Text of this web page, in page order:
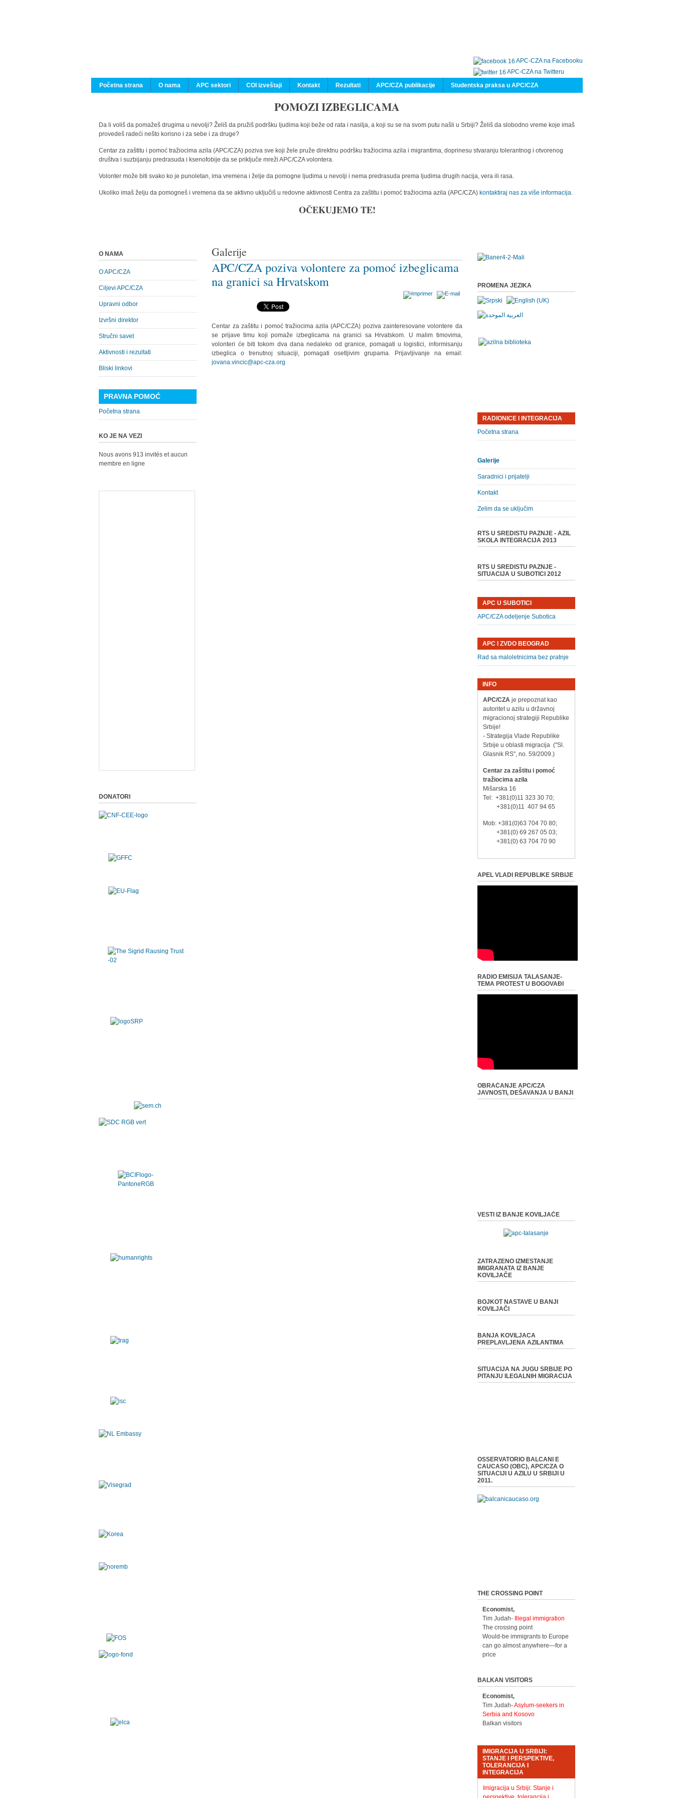
APC-CZA na Facebooku
APC-CZA na Twitteru
Početna strana
O nama APC sektori COI izveštaji Kontakt Rezultati APC/CZA publikacije Studentska praksa u APC/CZA
POMOZI IZBEGLICAMA
Da li voliš da pomažeš drugima u nevolji? Želiš da pružiš podršku ljudima koji beže od rata i nasilja, a koji su se na svom putu našli u Srbiji? Želiš da slobodno vreme koje imaš
provedeš radeći nešto korisno i za sebe i za druge?
Centar za zaštitu i pomoć tražiocima azila (APC/CZA) poziva sve koji žele pruže direktnu podršku tražiocima azila i migrantima, doprinesu stvaranju tolerantnog i otvorenog
društva i suzbijanju predrasuda i ksenofobije da se priključe mreži APC/CZA volontera.
Volonter može biti svako ko je punoletan, ima vremena i želje da pomogne ljudima u nevolji i nema predrasuda prema ljudima drugih nacija, vera ili rasa.
Ukoliko imaš želju da pomogneš i vremena da se aktivno uključiš u redovne aktivnosti Centra za zaštitu i pomoć tražiocima azila (APC/CZA) kontaktiraj nas za više informacija.
OČEKUJEMO TE!
Galerije
APC/CZA poziva volontere za pomoć izbeglicama
na granici sa Hrvatskom
Centar za zaštitu i pomoć tražiocima azila (APC/CZA) poziva zainteresovane volontere da
se prijave timu koji pomaže izbeglicama na granici sa Hrvatskom. U malim timovima,
volonteri će biti tokom dva dana nedaleko od granice, pomagati u logistici, informisanju
izbeglica o trenutnoj situaciji, pomagati osetljivim grupama. Prijavljivanje na email:
jovana.vincic@apc-cza.org
O NAMA
O APC/CZA
Ciljevi APC/CZA
Upravni odbor
Izvršni direktor
Stručni savet
Aktivnosti i rezultati
Bliski linkovi
PRAVNA POMOĆ
Početna strana
KO JE NA VEZI
Nous avons 913 invités et aucun
membre en ligne
DONATORI
PROMENA JEZIKA
RADIONICE I INTEGRACIJA
Početna strana
Galerije
Saradnici i prijatelji
Kontakt
Zelim da se uključim
RTS U SREDISTU PAZNJE - AZIL
SKOLA INTEGRACIJA 2013
RTS U SREDISTU PAZNJE -
SITUACIJA U SUBOTICI 2012
APC U SUBOTICI
APC/CZA odeljenje Subotica
APC I ZVDO BEOGRAD
Rad sa maloletnicima bez pratnje
INFO
APC/CZAje prepoznat kao
autoritet u azilu u državnoj
migracionoj strategiji Republike
Srbije!
- Strategija Vlade Republike
Srbije u oblasti migracija ("Sl.
Glasnik RS", no. 59/2009.)
Centar za zaštitu i pomoć
tražiocima azila
Mišarska 16
Tel: +381(0)11 323 30 70;
+381(0)11 407 94 65
Mob: +381(0)63 704 70 80;
+381(0) 69 267 05 03;
+381(0) 63 704 70 90
APEL VLADI REPUBLIKE SRBIJE
RADIO EMISIJA TALASANJE-
TEMA PROTEST U BOGOVAĐI
OBRAĆANJE APC/CZA
JAVNOSTI, DEŠAVANJA U BANJI
VESTI IZ BANJE KOVILJAČE
ZATRAZENO IZMESTANJE
IMIGRANATA IZ BANJE
KOVILJAČE
BOJKOT NASTAVE U BANJI
KOVILJAČI
BANJA KOVILJACA
PREPLAVLJENA AZILANTIMA
SITUACIJA NA JUGU SRBIJE PO
PITANJU ILEGALNIH MIGRACIJA
OSSERVATORIO BALCANI E
CAUCASO (OBC), APC/CZA O
SITUACIJI U AZILU U SRBIJI U
2011.
THE CROSSING POINT
Economist,
Tim Judah-
Illegal immigration
The crossing point
Would-be immigrants to Europe
can go almost anywhere—for a
price
BALKAN VISITORS
Economist,
Tim Judah-Asylum-seekers in
Serbia and Kosovo
Balkan visitors
IMIGRACIJA U SRBIJI:
STANJE I PERSPEKTIVE,
TOLERANCIJA I
INTEGRACIJA
Imigracija u Srbiji: Stanje i